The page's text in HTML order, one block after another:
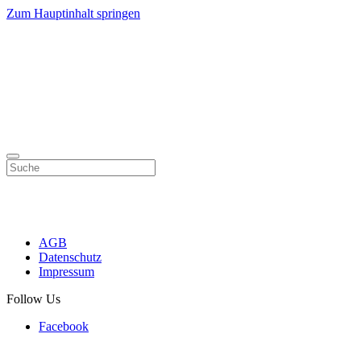
Zum Hauptinhalt springen
AGB
Datenschutz
Impressum
Follow Us
Facebook